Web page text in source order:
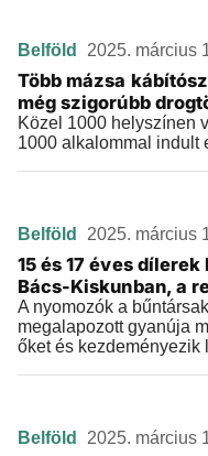
Belföld 2025. március
Több mázsa
még szigorúbb
Közel 1000 helyszínen
1000 alkalommal indult
Belföld 2025. március
15 és 17 éves
Bács-Kiskunban, a
A nyomozók a
megalapozott gyanúja
őket és kezdeményezik
Belföld 2025. március